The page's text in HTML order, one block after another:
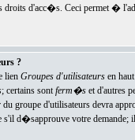
droits d'acc�s. Ceci permet
?
lien Groupes d'utilisateursen haut
; certains sontferm�set d'autres
groupe d'utilisateurs devra
d�sapprouve votre demande;